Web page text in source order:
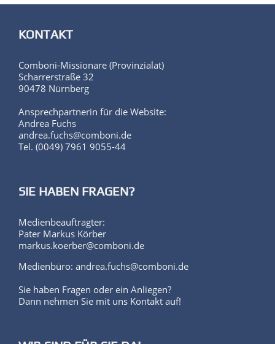
KONTAKT
Comboni-Missionare (Provinzialat)
90478 Nürnberg
Ansprechpartnerin für die Website:
andrea.fuchs@comboni.de
Tel. (0049) 7961 9055-44
Medienbeauftragter:
markus.koerber@comboni.de
Medienbüro: andrea.fuchs@comboni.de
Sie haben Fragen oder ein Anliegen?